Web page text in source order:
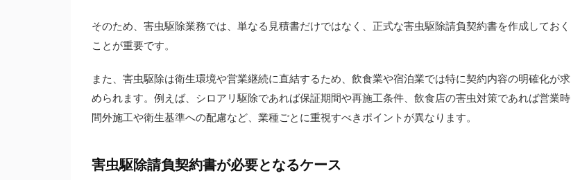
そのため、害虫駆除業務では、単なる見積書だけではなく、正式な害虫駆除請負契約書を作成しておく
ことが重要です。
また、害虫駆除は衛生環境や営業継続に直結するため、飲食業や宿泊業では特に契約内容の明確化が求
められます。例えば、シロアリ駆除であれば保証期間や再施工条件、飲食店の害虫対策であれば営業時
間外施工や衛生基準への配慮など、業種ごとに重視すべきポイントが異なります。
害虫駆除請負契約書が必要となるケース